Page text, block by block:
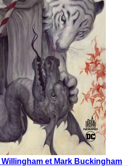
et Mark Buckingham